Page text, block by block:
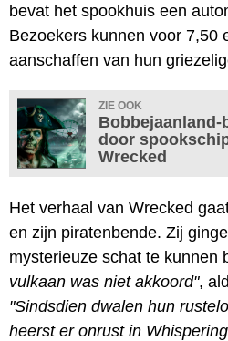
bevat het spookhuis een
Bezoekers kunnen voor 7,50
aanschaffen van hun
ZIE OOK
Bobbejaanland-
door
Wrecked
Het verhaal van Wrecked
en zijn piratenbende. Zij
mysterieuze schat te kunnen
vulkaan was niet akkoord",
"Sindsdien dwalen hun
heerst er onrust in